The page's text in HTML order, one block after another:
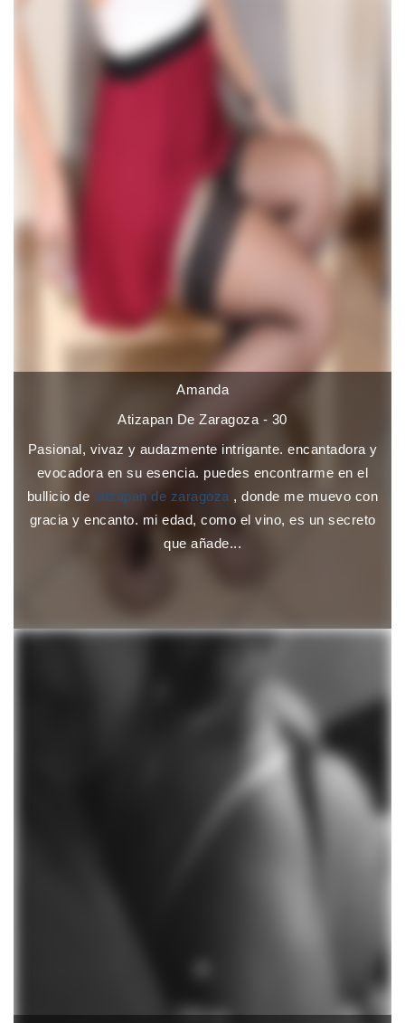
Amanda
Atizapan De Zaragoza - 30
Pasional, vivaz y audazmente intrigante. encantadora y
evocadora en su esencia. puedes encontrarme en el
bullicio de atizapan de zaragoza , donde me muevo con
gracia y encanto. mi edad, como el vino, es un secreto
que añade...